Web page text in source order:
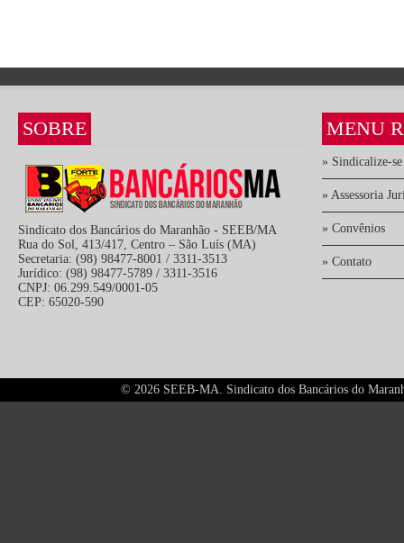
SOBRE
Sindicato dos Bancários do Maranhão - SEEB/MA
Rua do Sol, 413/417, Centro – São Luís (MA)
Secretaria: (98) 98477-8001 / 3311-3513
Jurídico: (98) 98477-5789 / 3311-3516
CNPJ: 06.299.549/0001-05
CEP: 65020-590
MENU
» Sindicalize-se
» Assessoria
» Convênios
» Contato
© 2026 SEEB-MA. Sindicato dos Bancários do